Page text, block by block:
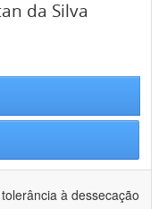
da Silva
à dessecação